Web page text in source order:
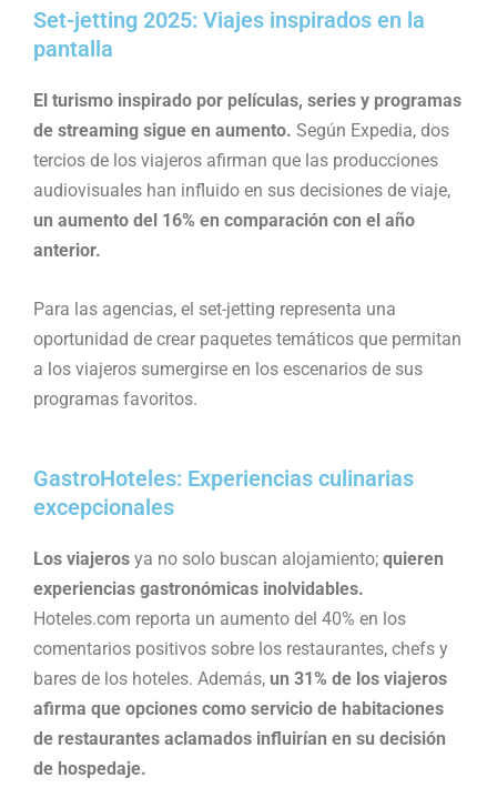
Set-jetting 2025: Viajes inspirados en la
pantalla
El turismo inspirado por películas, series y programas
de streaming sigue en aumento. Según Expedia, dos
tercios de los viajeros afirman que las producciones
audiovisuales han influido en sus decisiones de viaje,
un aumento del 16% en comparación con el año
anterior.
Para las agencias, el set-jetting representa una
oportunidad de crear paquetes temáticos que permitan
a los viajeros sumergirse en los escenarios de sus
programas favoritos.
GastroHoteles: Experiencias culinarias
excepcionales
Los viajeros ya no solo buscan alojamiento; quieren
experiencias gastronómicas inolvidables.
Hoteles.com reporta un aumento del 40% en los
comentarios positivos sobre los restaurantes, chefs y
bares de los hoteles. Además, un 31% de los viajeros
afirma que opciones como servicio de habitaciones
de restaurantes aclamados influirían en su decisión
de hospedaje.